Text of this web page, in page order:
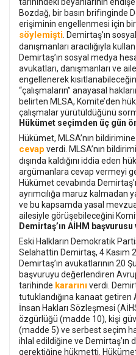
Bozdağ, bir basın brifinginde
erişiminin engellenmesi için
söylemişti . Demirtaş’ın
danışmanları aracılığıyla
Demirtaş’ın sosyal medya
avukatları, danışmanları ve
engellenerek
“çalışmaların” anayasal
belirten MLSA, Komite’den
çalışmalar yürütüldüğünü
Hükümet seçimden üç gün
Hükümet, MLSA’nın
cevap verdi. MLSA’nın
dışında kaldığını iddia eden
argümanlara cevap vermeyi
Hükümet cevabında
ayrımcılığa maruz kalmadan
ve bu kapsamda yasal
ailesiyle görüşebileceğini
Demirtaş’ın AİHM
Eski Halkların Demokratik
Selahattin Demirtaş, 4 Kasım
Demirtaş’ın avukatlarının 20
başvuruyu değerlendiren
tarihinde kararınıverdi.
tutuklandığına kanaat getiren
İnsan Hakları Sözleşmesi
özgürlüğü (madde 10), kişi
(madde 5) ve serbest seçim
ihlal edildiğine ve Demirtaş’ın
gerektiğine hükmetti.